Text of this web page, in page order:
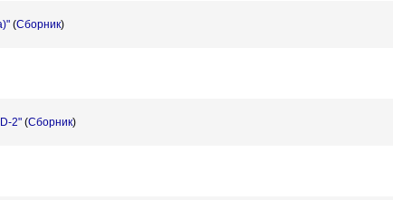
(Сборник)
2" (Сборник)